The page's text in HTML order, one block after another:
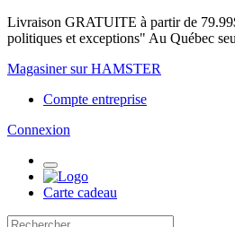
Livraison GRATUITE à partir de
politiques et exceptions" Au Québec
Magasiner sur HAMSTER
Compte entreprise
Connexion
Carte cadeau